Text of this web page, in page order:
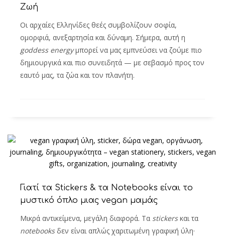
Ζωή
Οι αρχαίες Ελληνίδες θεές συμβολίζουν σοφία,
ομορφιά, ανεξαρτησία και δύναμη. Σήμερα, αυτή η
goddess energyμπορεί να μας εμπνεύσει να ζούμε πιο
δημιουργικά και πιο συνειδητά — με σεβασμό προς τον
εαυτό μας, τα ζώα και τον πλανήτη.
Γιατί τα Stickers & τα Notebooks είναι το
μυστικό όπλο μιας vegan μαμάς
Μικρά αντικείμενα, μεγάλη διαφορά. Τα stickersκαι τα
notebooksδεν είναι απλώς χαριτωμένη γραφική ύλη·